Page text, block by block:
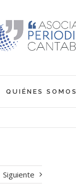
QUIÉNES SOMOS
Siguiente